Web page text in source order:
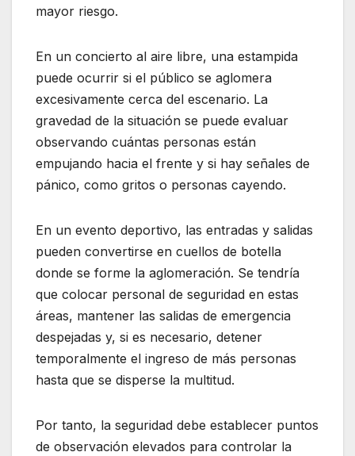
mayor riesgo.
En un concierto al aire libre, una estampida
puede ocurrir si el público se aglomera
excesivamente cerca del escenario. La
gravedad de la situación se puede evaluar
observando cuántas personas están
empujando hacia el frente y si hay señales de
pánico, como gritos o personas cayendo.
En un evento deportivo, las entradas y salidas
pueden convertirse en cuellos de botella
donde se forme la aglomeración. Se tendría
que colocar personal de seguridad en estas
áreas, mantener las salidas de emergencia
despejadas y, si es necesario, detener
temporalmente el ingreso de más personas
hasta que se disperse la multitud.
Por tanto, la seguridad debe establecer puntos
de observación elevados para controlar la